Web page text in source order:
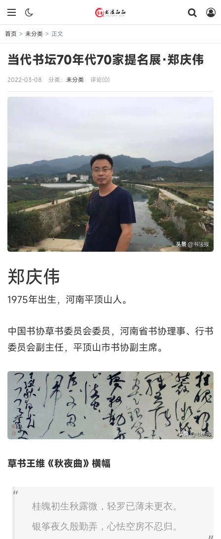
首页 > 未分类 > 正文
当代书坛70年代70家提名展·郑庆伟
2022-03-08 分类： 未分类 评论(0)
郑庆伟
1975年出生，河南平顶山人。
中国书协草书委员会委员，河南省书协理事、行书
委员会副主任，平顶山市书协副主席。
草书王维《秋夜曲》横幅
桂魄初生秋露微，轻罗已薄未更衣。
银筝夜久殷勤弄，心怯空房不忍归。